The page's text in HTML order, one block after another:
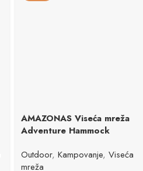
AMAZONAS Viseća mreža
Adventure Hammock
Outdoor, Kampovanje, Viseća
mreža